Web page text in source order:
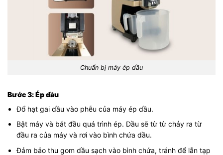
Chuẩn bị máy ép dầu
Bước 3: Ép dầu
Đổ hạt gai dầu vào phễu của máy ép dầu.
Bật máy và bắt đầu quá trình ép. Dầu sẽ từ từ chảy ra từ
đầu ra của máy và rơi vào bình chứa dầu.
Đảm bảo thu gom dầu sạch vào bình chứa, tránh để lẫn tạp